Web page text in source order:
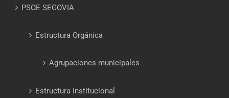
PSOE SEGOVIA
Estructura Orgánica
Agrupaciones municipales
Estructura Institucional